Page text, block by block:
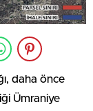
daha önce
Ümraniye